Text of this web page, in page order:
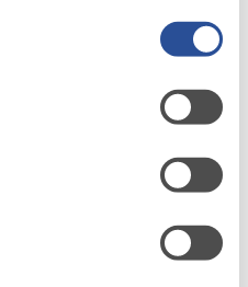
an unsere Partner
zusammen, die du
haben.